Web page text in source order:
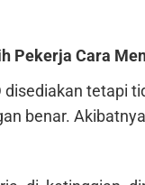
Pekerja Cara
disediakan tetapi
benar.